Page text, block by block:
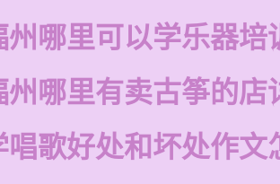
州哪里可以学乐器培
州哪里有卖古筝的店
唱歌好处和坏处作文